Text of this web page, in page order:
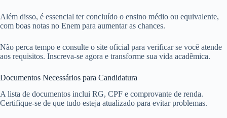
Além disso, é essencial ter concluído o ensino médio ou equivalente,
com boas notas no Enem para aumentar as chances.
Não perca tempo e consulte o site oficial para verificar se você atende
aos requisitos. Inscreva-se agora e transforme sua vida acadêmica.
Documentos Necessários para Candidatura
A lista de documentos inclui RG, CPF e comprovante de renda.
Certifique-se de que tudo esteja atualizado para evitar problemas.